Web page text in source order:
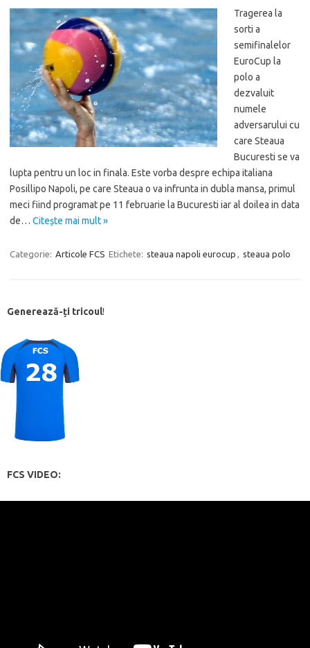
Tragerea la
sorti a
semifinalelor
EuroCup la
polo a
dezvaluit
numele
adversarului cu
care Steaua
Bucuresti se va
lupta pentru un loc in finala. Este vorba despre echipa italiana
Posillipo Napoli, pe care Steaua o va infrunta in dubla mansa, primul
meci fiind programat pe 11 februarie la Bucuresti iar al doilea in data
de… Citește mai mult »
Categorie: Articole FCS Etichete: steaua napoli eurocup , steaua polo
Generează-ți tricoul!
FCS VIDEO: